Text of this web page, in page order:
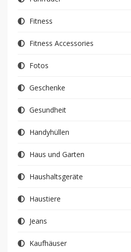
Fitness
Fitness Accessories
Fotos
Geschenke
Gesundheit
Handyhüllen
Haus und Garten
Haushaltsgeräte
Haustiere
Jeans
Kaufhäuser